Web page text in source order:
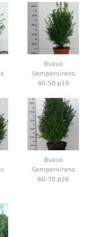
Buxus
Sempervirens
40-50 p19
Buxus
Sempervirens
60-70 p26